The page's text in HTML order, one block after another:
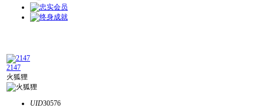
2147
火狐狸
UID30576